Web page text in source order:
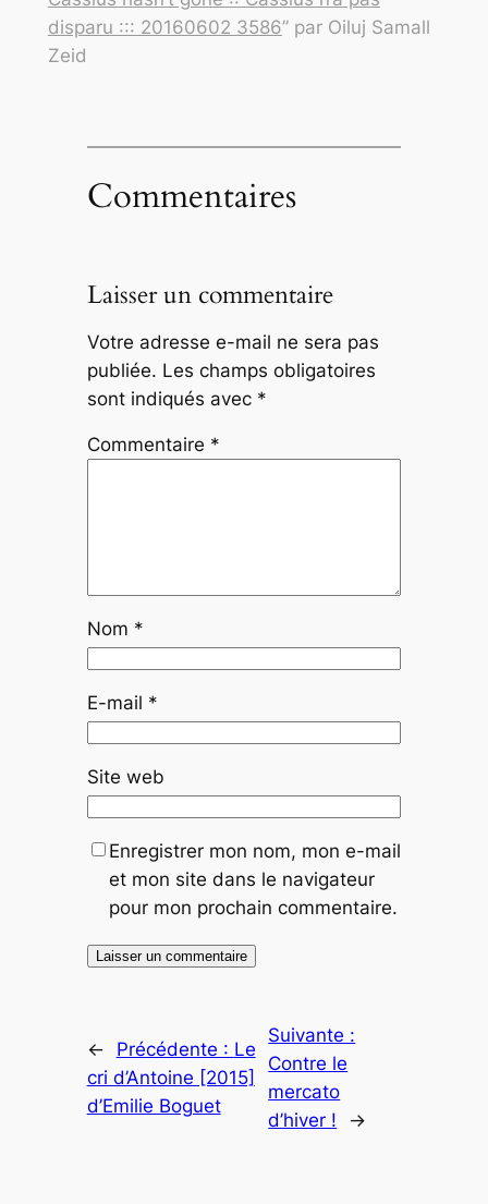
disparu ::: 20160602 3586” par Oiluj Samall
Zeid
Commentaires
Laisser un commentaire
Votre adresse e-mail ne sera pas
publiée. Les champs obligatoires
sont indiqués avec *
Commentaire *
Nom *
E-mail *
Site web
Enregistrer mon nom, mon e-mail
et mon site dans le navigateur
pour mon prochain commentaire.
← Précédente : Le
cri d’Antoine [2015]
d’Emilie Boguet
Suivante :
Contre le
mercato
d’hiver !
→